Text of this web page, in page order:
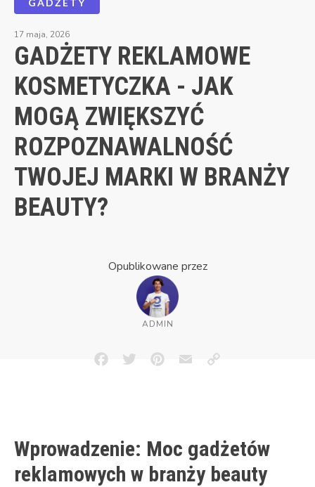
17 maja, 2026
GADŻETY REKLAMOWE
KOSMETYCZKA - JAK
MOGĄ ZWIĘKSZYĆ
ROZPOZNAWALNOŚĆ
TWOJEJ MARKI W BRANŻY
BEAUTY?
Opublikowane przez
ADMIN
FacebookTwitterPinterestEmailCopy
Wprowadzenie: Moc gadżetów
reklamowych w branży beauty